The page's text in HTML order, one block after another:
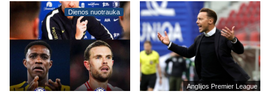
Dienos nuotrauka
Anglijos Premier League